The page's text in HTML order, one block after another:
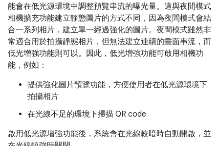
能會在低光源環境中調整預覽串流的曝光量。這與夜間模式
相機擴充功能建立靜態圖片的方式不同，因為夜間模式會結
合一系列相片，建立單一經過強化的圖片。夜間模式雖然非
常適合用於拍攝靜態相片，但無法建立連續的畫面串流，而
低光增強功能則可以。因此，低光增強功能可啟用相機功
能，例如：
提供強化圖片預覽功能，方便使用者在低光源環境下
拍攝相片
在光線不足的環境下掃描 QR code
啟用低光源增強功能後，系統會在光線較暗時自動開啟，並